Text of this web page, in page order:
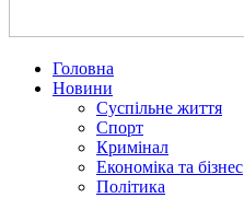
Головна
Новини
Суспільне життя
Спорт
Кримінал
Економіка та бізнес
Політика